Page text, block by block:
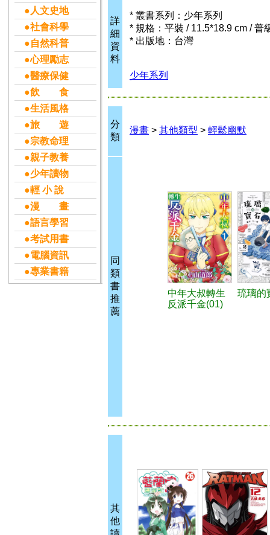
●人文史地
●社會科學
●自然科普
●心理勵志
●醫療保健
●飲 食
●生活風格
●旅 遊
●宗教命理
●親子教養
●少年讀物
●輕 小 說
●漫 畫
●語言學習
●考試用書
●電腦資訊
●專業書籍
詳
細
資
料
* 叢書系列：少年系列
* 規格：平裝 / 11.5*18.9 cm / 普
* 出版地：台灣
少年系列
分
類
漫畫 > 其他類型 > 輕鬆幽默
同
類
書
推
薦
中年大叔轉生
反派千金(01)
琉璃的
其
他